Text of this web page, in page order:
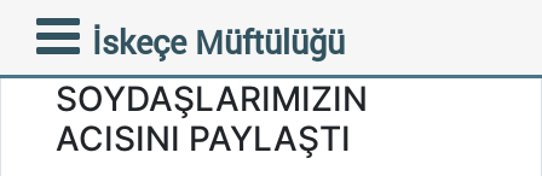
İskeçe Müftülüğü
MÜFTÜMÜZ TRAMPA
DOLAPHANLI
SOYDAŞLARIMIZIN
ACISINI PAYLAŞTI